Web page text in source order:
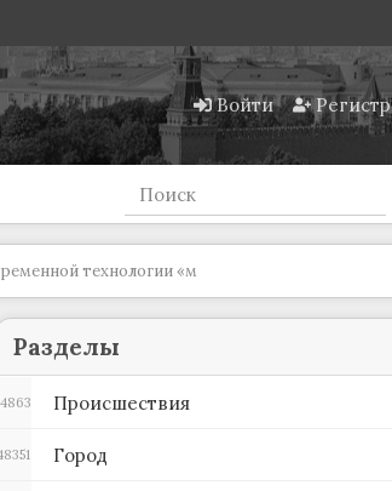
Войти
технологии «м
Разделы
Происшествия
Город